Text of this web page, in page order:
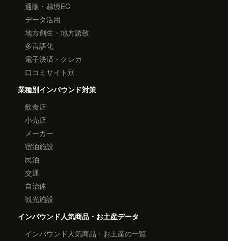
通販・越境EC
データ活用
地方創生・地方誘致
多言語化
電子決済・クレカ
口コミサイト別
業種別インバウンド対策
飲食店
小売店
メーカー
宿泊施設
民泊
交通
自治体
観光施設
インバウンド人気商品・お土産データ
インバウンド人気商品・お土産の一覧